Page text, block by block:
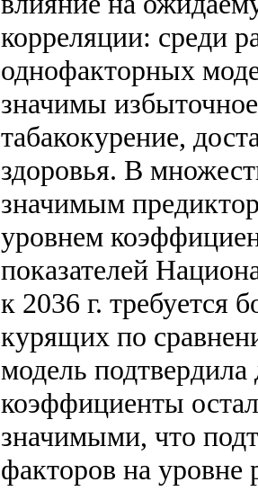
корреляции: среди
однофакторных
значимы
табакокурение,
здоровья. В
значимым
уровнем
показателей
к 2036 г. требуется
курящих по
модель
коэффициенты
значимыми, что
факторов на уровне